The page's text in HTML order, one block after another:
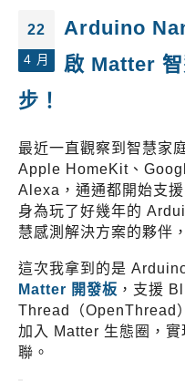
22
4 月
Arduino
啟 Matter
步！
最近一直觀察到智慧家
Apple HomeKit、
Alexa，通通都開始支
身為玩了好幾年的
慧感測解決方案的夥伴
這次我拿到的是
Matter 開發板 ，支援
Thread（OpenThread
加入 Matter 生態圈，
聯。